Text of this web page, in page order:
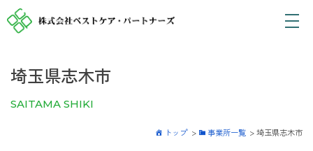
埼玉県志木市
SAITAMA SHIKI
トップ > 事業所一覧 >埼玉県志木市